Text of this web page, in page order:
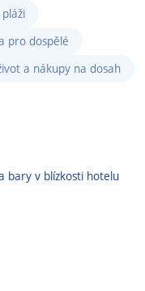
pro dospělé
a nákupy na dosah
bary v blízkosti hotelu